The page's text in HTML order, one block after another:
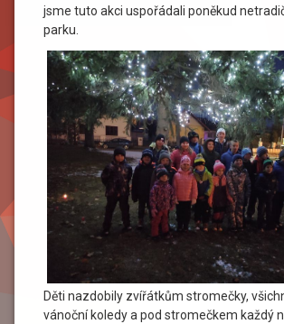
jsme tuto akci uspořádali poněkud
parku.
Děti nazdobily zvířátkům stromečky,
vánoční koledy a pod stromečkem každý